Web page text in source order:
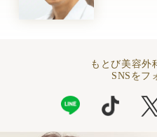
もとび美容外
SNSをフ